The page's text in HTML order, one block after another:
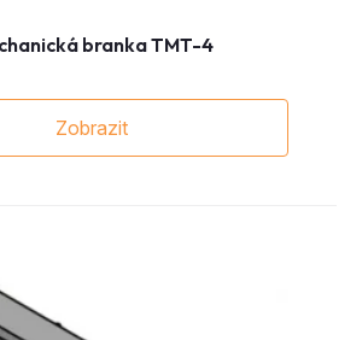
branka TMT-4
Zobrazit